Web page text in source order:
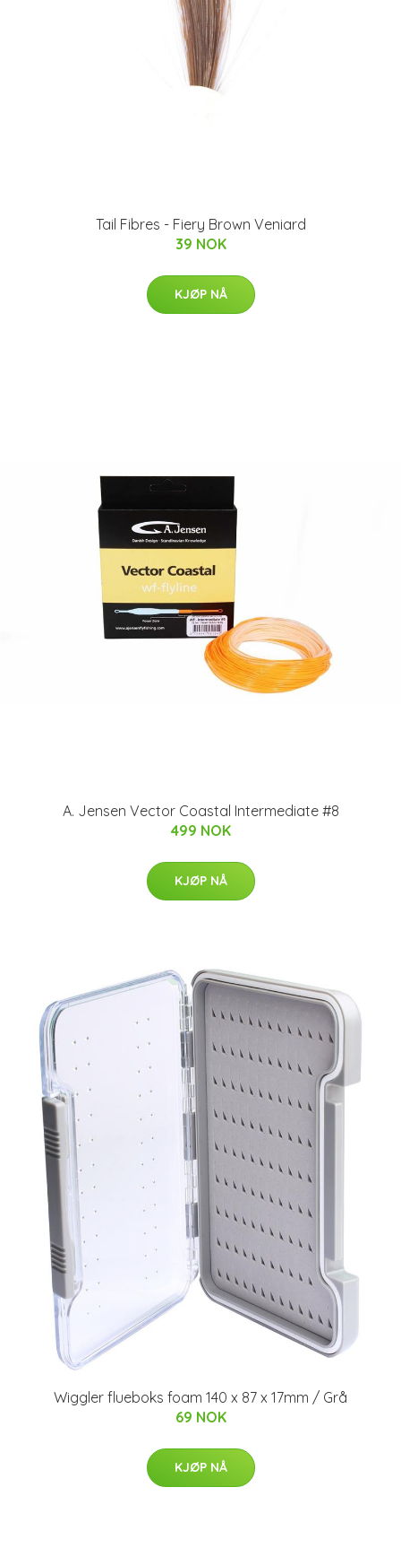
Tail Fibres - Fiery Brown Veniard
39 NOK
KJØP NÅ
A. Jensen Vector Coastal Intermediate #8
499 NOK
KJØP NÅ
Wiggler flueboks foam 140 x 87 x 17mm / Grå
69 NOK
KJØP NÅ